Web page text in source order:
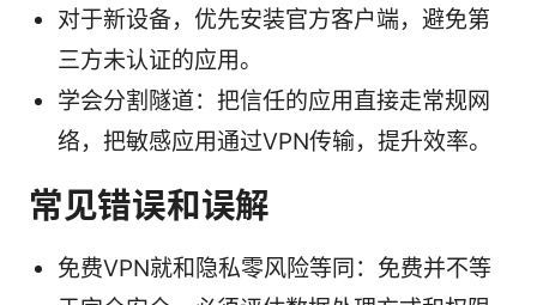
对于新设备，优先安装官方客户端，避免第
三方未认证的应用。
学会分割隧道：把信任的应用直接走常规网
络，把敏感应用通过VPN传输，提升效率。
常见错误和误解
免费VPN就和隐私零风险等同：免费并不等